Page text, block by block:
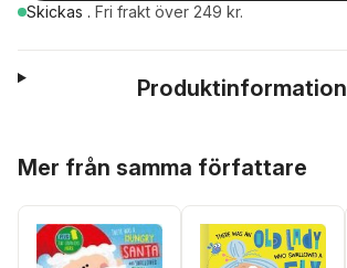
Skickas . Fri frakt över 249 kr.
Produktinformation
Mer från samma författare